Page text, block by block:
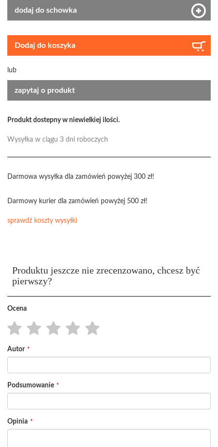
dodaj do schowka
Dodaj do koszyka
lub
zapytaj o produkt
Produkt dostepny w niewielkiej ilości.
Wysyłka w ciągu 3 dni roboczych
Darmowa wysyłka dla zamówień powyżej 300 zł!
Darmowy kurier dla zamówień powyżej 500 zł!
sprawdź koszty wysyłki
Produktu jeszcze nie zrecenzowano, chcesz być
pierwszy?
Ocena
star
stars
stars
stars
stars
Autor
Podsumowanie
Opinia